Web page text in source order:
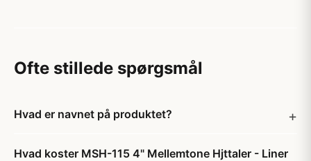
Ofte stillede spørgsmål
Hvad er navnet på produktet?
Hvad koster MSH-115 4" Mellemtone Hjttaler - Liner